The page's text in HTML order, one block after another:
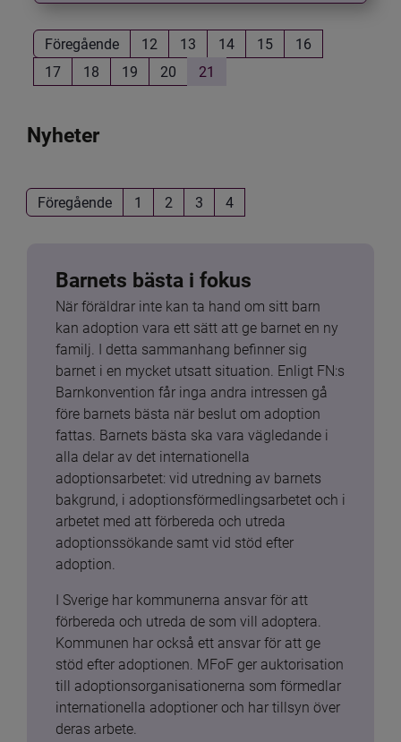
Föregående 12 13 14 15
16
17
18 19 20 21
Nyheter
Föregående 1 2 3 4
Barnets bästa i fokus
När föräldrar inte kan ta hand om sitt barn
kan adoption vara ett sätt att ge barnet en ny
familj. I detta sammanhang befinner sig
barnet i en mycket utsatt situation. Enligt FN:s
Barnkonvention får inga andra intressen gå
före barnets bästa när beslut om adoption
fattas. Barnets bästa ska vara vägledande i
alla delar av det internationella
adoptionsarbetet: vid utredning av barnets
bakgrund, i adoptionsförmedlingsarbetet och i
arbetet med att förbereda och utreda
adoptionssökande samt vid stöd efter
adoption.
I Sverige har kommunerna ansvar för att
förbereda och utreda de som vill adoptera.
Kommunen har också ett ansvar för att ge
stöd efter adoptionen. MFoF ger auktorisation
till adoptionsorganisationerna som förmedlar
internationella adoptioner och har tillsyn över
deras arbete.